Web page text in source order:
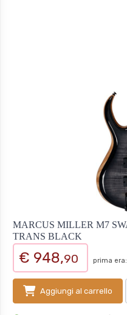
MARCUS MILLER M7
TRANS BLACK
€ 948,90 prima era:
Aggiungi al carrello